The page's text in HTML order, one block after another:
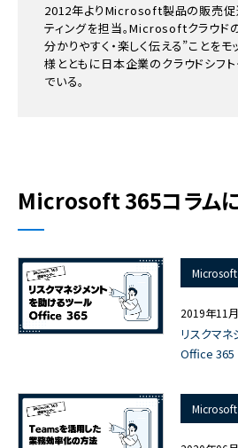
2012年よりMicrosoft製品の販売促
ティングを担当。Microsoftクラウド
分かりやすく・楽しく伝える”ことを
様とともに日本企業のクラウドシフ
でいる。
Microsoft 365コラム
Microsoft
2019年11月
リスクマネ
Office 365
Microsoft